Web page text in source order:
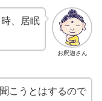
お釈迦さん
、居眠
こうとはするので